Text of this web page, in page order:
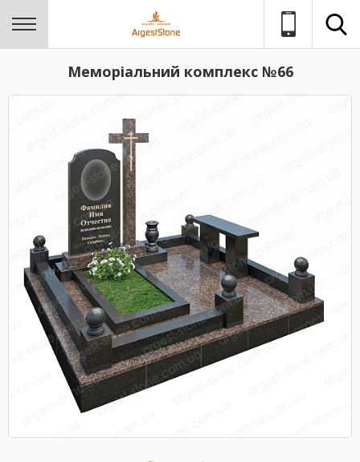
Меморіальний комплекс №66